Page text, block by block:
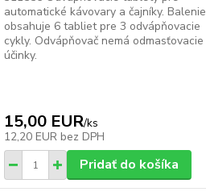
automatické kávovary a čajníky. Balenie
obsahuje 6 tabliet pre 3 odvápňovacie
cykly. Odvápňovač nemá odmasťovacie
účinky.
15,00 EUR/ks
12,20 EUR bez DPH
Pridať do košíka